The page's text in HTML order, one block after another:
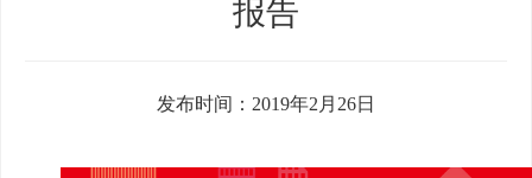
报告
发布时间：2019年2月26日